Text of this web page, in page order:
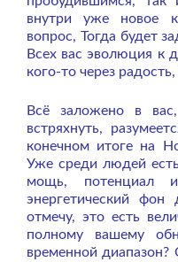
внутри уже новое
вопрос, Тогда будет
Всех вас эволюция к
кого-то через
Всё заложено в
встряхнуть,
конечном итоге на
Уже среди людей
мощь, потенциал
энергетический
отмечу, это есть
полному вашему
временной диапазон?